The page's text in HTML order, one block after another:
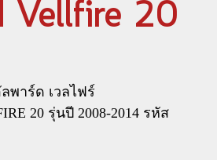
Vellfire 20
พาร์ด เวลไฟร์
20 รุ่นปี 2008-2014 รหัส